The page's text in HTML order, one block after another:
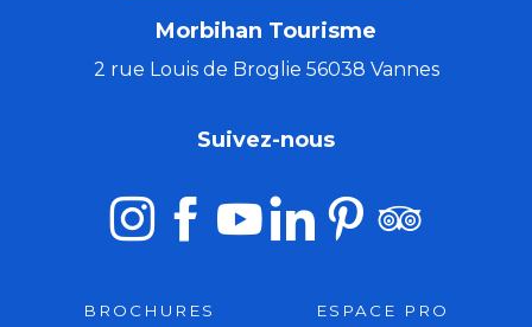
Morbihan Tourisme
2 rue Louis de Broglie 56038 Vannes
Suivez-nous
BROCHURES ESPACE PRO